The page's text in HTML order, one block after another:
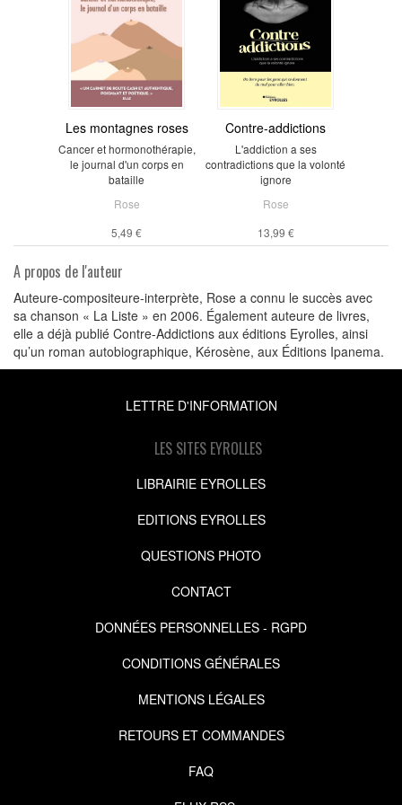
Les montagnes roses
Cancer et hormonothérapie,
le journal d'un corps en
bataille
Rose
5,49 €
Contre-addictions
L'addiction a ses
contradictions que la volonté
ignore
Rose
13,99 €
A propos de l'auteur
Auteure-compositeure-interprète, Rose a connu le succès avec
sa chanson « La Liste » en 2006. Également auteure de livres,
elle a déjà publié Contre-Addictions aux éditions Eyrolles, ainsi
qu’un roman autobiographique, Kérosène, aux Éditions Ipanema.
LETTRE D'INFORMATION
LES SITES EYROLLES
LIBRAIRIE EYROLLES
EDITIONS EYROLLES
QUESTIONS PHOTO
CONTACT
DONNÉES PERSONNELLES - RGPD
CONDITIONS GÉNÉRALES
MENTIONS LÉGALES
RETOURS ET COMMANDES
FAQ